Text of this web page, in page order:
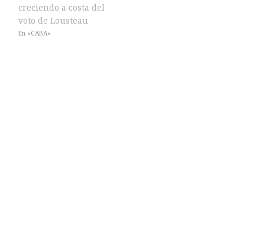
creciendo a costa del
voto de Lousteau
En «CABA»